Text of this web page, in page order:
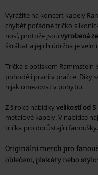
Vyrážíte na koncert kapely
chybět pořádné tričko s
nosí, protože jsou vyrobená
škrábat a jejich údržba je
Trička s potiskem Rammstein
pohodě i praní v pračce. Díky
nijak omezovat v pohybu.
Z široké nabídky velikostí od S
metalové kapely. V nabídce
trička pro dorůstající fanoušky.
Originální merch pro
oblečení, plakáty nebo